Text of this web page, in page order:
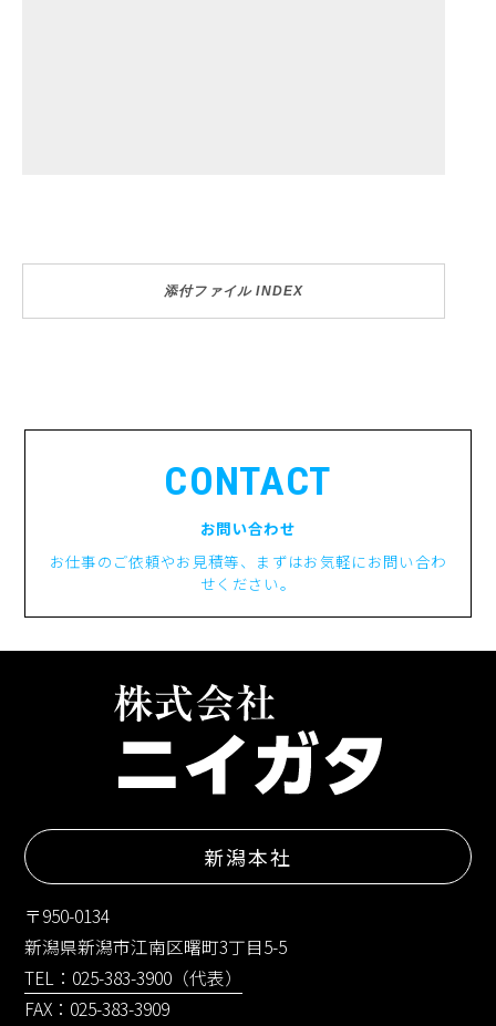
添付ファイル INDEX
CONTACT
お問い合わせ
お仕事のご依頼やお見積等、まずはお気軽にお問い合わ
せください。
新潟本社
〒950-0134
新潟県新潟市江南区曙町3丁目5-5
TEL：025-383-3900（代表）
FAX：025-383-3909